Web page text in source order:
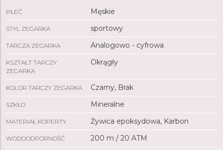
PŁEĆ Męskie
STYL ZEGARKA sportowy
TARCZA ZEGARKA Analogowo - cyfrowa
KSZTAŁT TARCZY
ZEGARKA
Okrągły
KOLOR TARCZY ZEGARKA Czarny, Brak
SZKŁO Mineralne
MATERIAŁ KOPERTY Żywica epoksydowa, Karbon
WODOODPORNOŚĆ 200 m / 20 ATM